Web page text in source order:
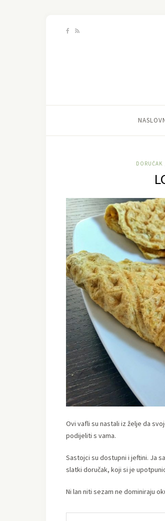
DORUČAK
Ovi vafli su nastali iz želje da
podijeliti s vama.
Sastojci su dostupni i jeftini. Ja
slatki doručak, koji si je
Ni lan niti sezam ne dominiraju